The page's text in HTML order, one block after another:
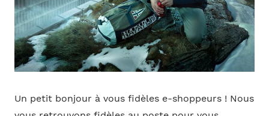
Un petit bonjour à vous fidèles e-shoppeurs ! Nous